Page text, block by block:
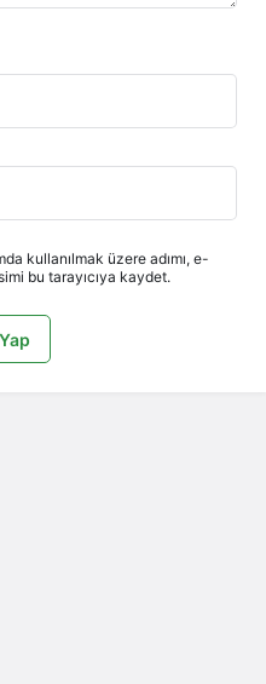
kullanılmak üzere adımı, e-
bu tarayıcıya kaydet.